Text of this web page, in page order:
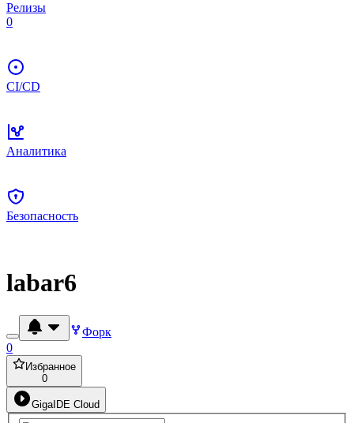
Релизы
0
CI/CD
Аналитика
Безопасность
labar6
Форк
0
Избранное
0
GigaIDE Cloud